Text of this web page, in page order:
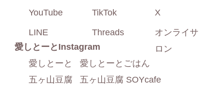
YouTube TikTok X
LINE Threads
オンライサ
ロン
愛しとーと Instagram
愛しとーと
愛しとーとごはん
五ヶ山豆腐
五ヶ山豆腐 SOYcafe